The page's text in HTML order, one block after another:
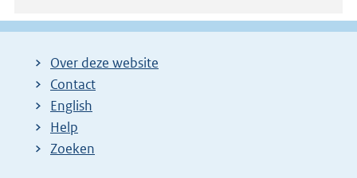
Over deze website
Contact
English
Help
Zoeken